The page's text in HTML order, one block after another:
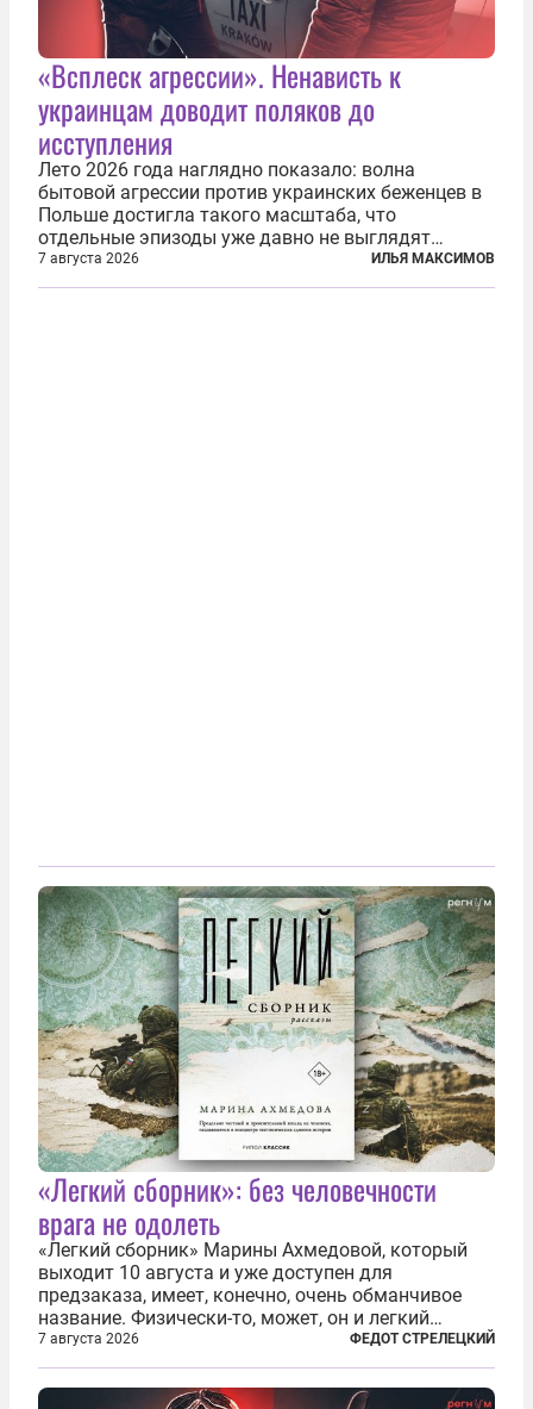
«Всплеск агрессии». Ненависть к
украинцам доводит поляков до
исступления
Лето 2026 года наглядно показало: волна
бытовой агрессии против украинских беженцев в
Польше достигла такого масштаба, что
отдельные эпизоды уже давно не выглядят
случайными. Поляки, судя по происходящему,
буквально теряют рассудок от ненависти к
7 августа 2026 ИЛЬЯ МАКСИМОВ
«Легкий сборник»: без человечности
врага не одолеть
«Легкий сборник» Марины Ахмедовой, который
выходит 10 августа и уже доступен для
предзаказа, имеет, конечно, очень обманчивое
название. Физически-то, может, он и легкий
относительно. Но метафизически —
безотносительно тяжелый. Десять рассказов,
каждый из которых напрямую или косвенно (в
7 августа 2026 ФЕДОТ СТРЕЛЕЦКИЙ